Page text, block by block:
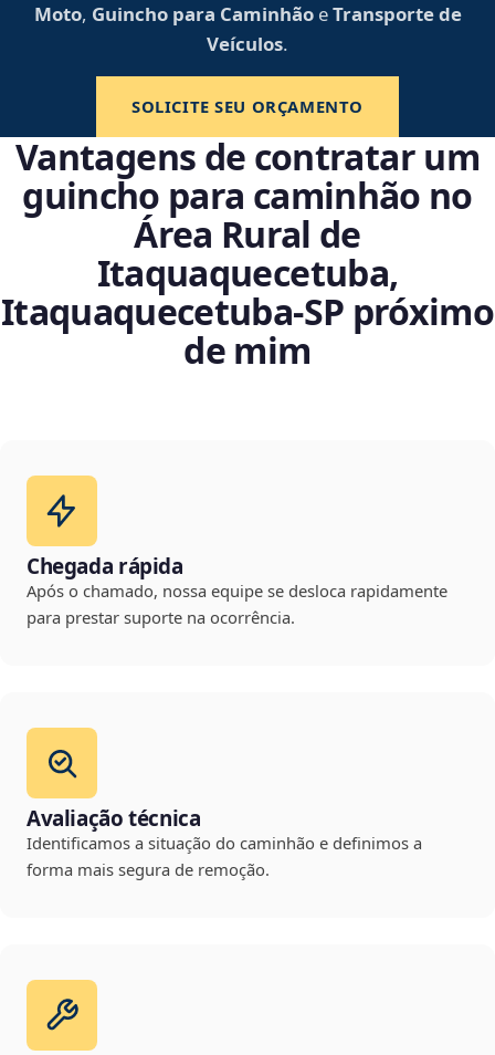
Moto, Guincho para CaminhãoeTransporte de
Veículos.
SOLICITE SEU ORÇAMENTO
Vantagens de contratar um
guincho para caminhão no
Área Rural de
Itaquaquecetuba,
Itaquaquecetuba‑SP próximo
de mim
Chegada rápida
Após o chamado, nossa equipe se desloca rapidamente
para prestar suporte na ocorrência.
Avaliação técnica
Identificamos a situação do caminhão e definimos a
forma mais segura de remoção.